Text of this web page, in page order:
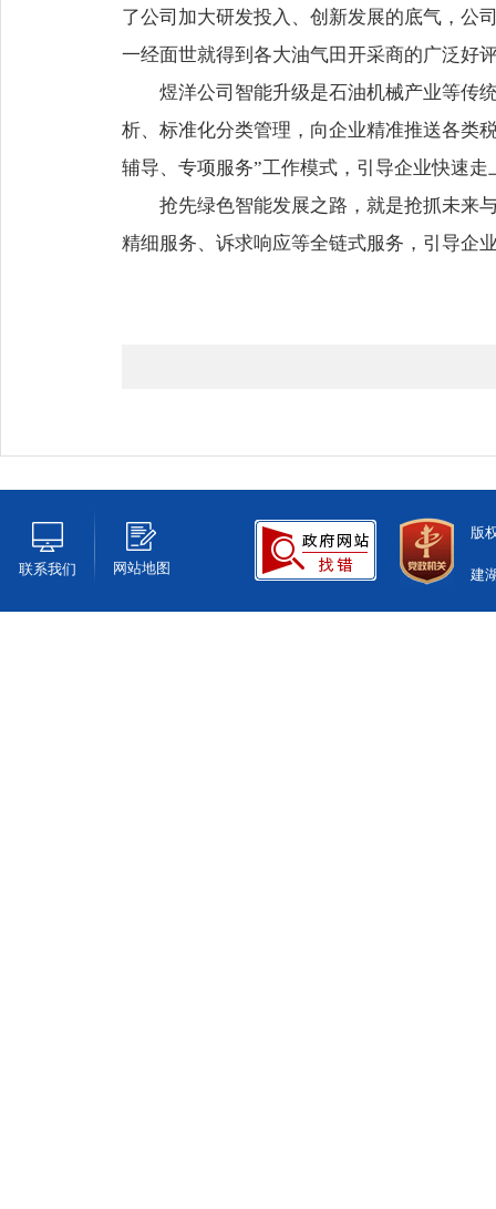
了公司加大研发投入、创新发展的底气，公
一经面世就得到各大油气田开采商的广泛好
煜洋公司智能升级是石油机械产业等传
析、标准化分类管理，向企业精准推送各类
辅导、专项服务”工作模式，引导企业快速走
抢先绿色智能发展之路，就是抢抓未来
精细服务、诉求响应等全链式服务，引导企
联系我们 网站地图
版
建